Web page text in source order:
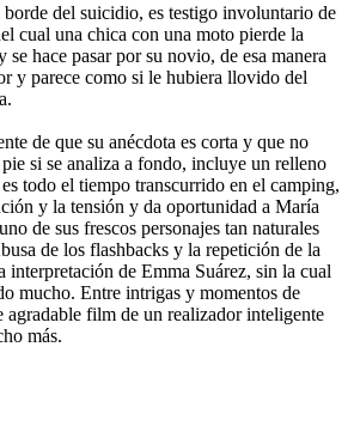
del suicidio, es testigo involuntario de
cual una chica con una moto pierde la
hace pasar por su novio, de esa manera
y parece como si le hubiera llovido del
de que su anécdota es corta y que no
pie si se analiza a fondo, incluye un relleno
todo el tiempo transcurrido en el camping,
y la tensión y da oportunidad a María
de sus frescos personajes tan naturales
de los flashbacks y la repetición de la
interpretación de Emma Suárez, sin la cual
mucho. Entre intrigas y momentos de
agradable film de un realizador inteligente
más.